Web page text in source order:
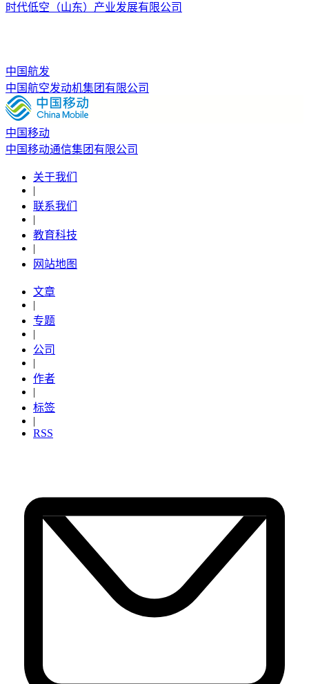
时代低空（山东）产业发展有限公司
中国航发
中国航空发动机集团有限公司
中国移动
中国移动通信集团有限公司
关于我们
|
联系我们
|
教育科技
|
网站地图
文章
|
专题
|
公司
|
作者
|
标签
|
RSS